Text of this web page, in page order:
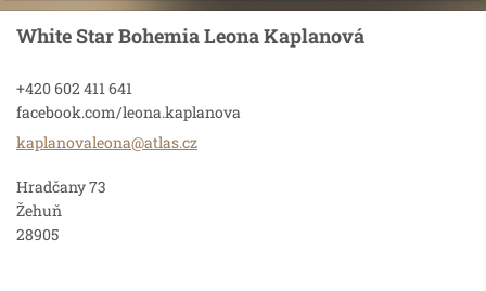
White Star Bohemia Leona Kaplanová
+420 602 411 641
facebook.com/leona.kaplanova
kaplanovaleona@atlas.cz
Hradčany 73
Žehuň
28905